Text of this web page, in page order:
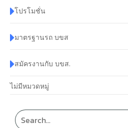
โปรโมชั่น
มาตรฐานรถ บขส
สมัครงานกับ บขส.
ไม่มีหมวดหมู่